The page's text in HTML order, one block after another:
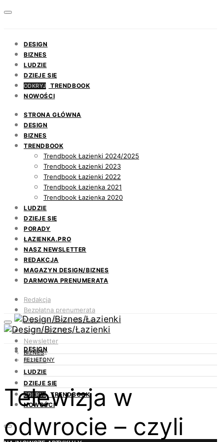
DESIGN
BIZNES
LUDZIE
DZIEJE SIĘ
ODKRYJ
TRENDBOOK
NOWOŚCI
STRONA GŁÓWNA
DESIGN
BIZNES
TRENDBOOK
Trendbook Łazienki 2024/2025
Trendbook Łazienki 2023
Trendbook Łazienki 2022
Trendbook Łazienka 2021
Trendbook Łazienka 2020
LUDZIE
DZIEJE SIĘ
PORADY
ŁAZIENKA.PRO
NASZ NEWSLETTER
REDAKCJA
MAGAZYN DESIGN/BIZNES
DARMOWA PRENUMERATA
Redakcja
Bezpłatna prenumerata
Magazyn Design/Biznes
ŁAZIENKA.PRO
Newsletter
Kontakt
DESIGN
BIZNES
LUDZIE
DZIEJE SIĘ
ODKRYJ TRENDBOOK
NOWOŚCI
BIZNES
FELIETONY
Telewizja w
odwrocie – czyli